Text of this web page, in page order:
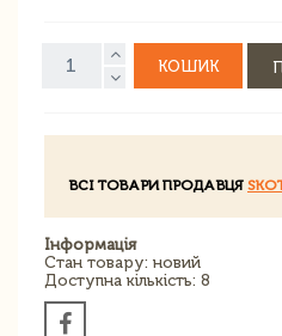
КОШИК
ВСІ ТОВАРИ ПРОДАВЦЯ
Інформація
Стан товару: новий
Доступна кількість: 8